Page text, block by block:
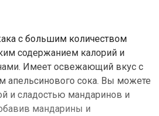
с большим количеством
содержанием калорий и
Имеет освежающий вкус с
апельсинового сока. Вы можете
и сладостью мандаринов и
мандарины и